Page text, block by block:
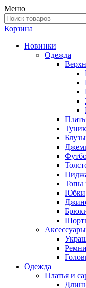
Меню
Корзина
Новинки
Одежда
Топы
Юбки
Аксессуары
Одежда
Платья и